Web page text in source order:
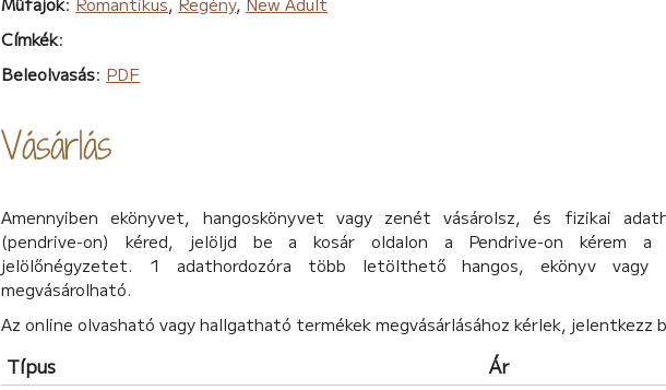
Címkék:
Beleolvasás: PDF
Vásárlás
Amennyiben ekönyvet, hangoskönyvet vagy zenét vásárolsz, és fizikai
(pendrive-on) kéred, jelöljd be a kosár oldalon a Pendrive-on kérem a
jelölőnégyzetet. 1 adathordozóra több letölthető hangos, ekönyv vagy
megvásárolható.
Az online olvasható vagy hallgatható termékek megvásárlásához kérlek, jelentkezz
Típus Ár